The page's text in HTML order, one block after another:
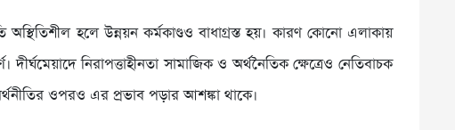
অস্থিতিশীল হলে উন্নয়ন কর্মকাণ্ডও বাধাগ্রস্ত হয়। কারণ কোনো এলাকায়
নিরাপত্তাহীনতা সামাজিক ও অর্থনৈতিক ক্ষেত্রেও নেতিবাচক
ওপরও এর প্রভাব পড়ার আশঙ্কা থাকে।